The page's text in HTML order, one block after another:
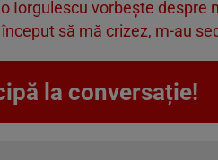
Iorgulescu vorbește despre
început să mă crizez, m-au
la conversație!